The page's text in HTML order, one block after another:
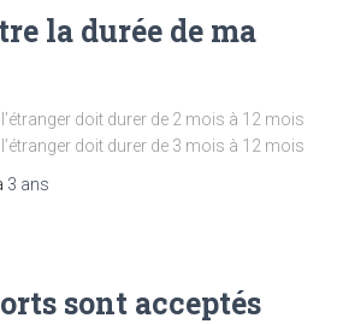
la durée de ma
doit durer de 2 mois à 12 mois
doit durer de 3 mois à 12 mois
3 ans
sont acceptés